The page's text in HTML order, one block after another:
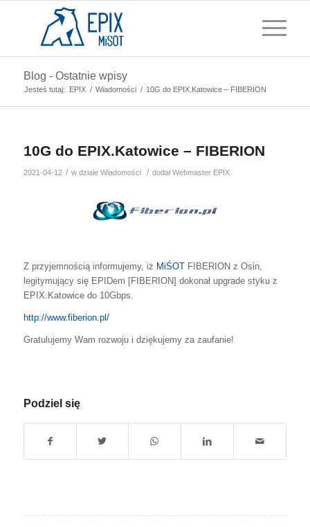
Blog - Ostatnie wpisy
Jesteś tutaj: EPIX / Wiadomości / 10G do EPIX.Katowice – FIBERION
10G do EPIX.Katowice – FIBERION
2021-04-12 / w dziale Wiadomości / dodałWebmaster EPIX
Z przyjemnością informujemy, iż MiŚOTFIBERION z Osin,
legitymujący się EPIDem [FIBERION] dokonał upgrade styku z
EPIX.Katowice do 10Gbps.
http://www.fiberion.pl/
Gratulujemy Wam rozwoju i dziękujemy za zaufanie!
Podziel się